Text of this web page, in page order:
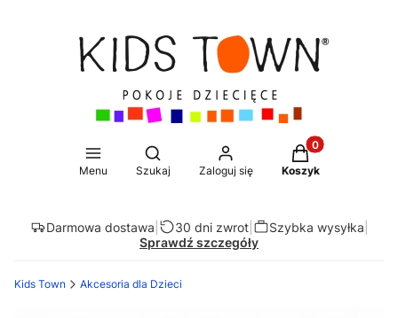
Menu
Otwórz wyszukiwarkę
Szukaj Zaloguj się
Produkty w
Koszyk
Darmowa dostawa 30 dni zwrot| Szybka wysyłka
Sprawdź szczegóły
Kids Town Akcesoria dla Dzieci